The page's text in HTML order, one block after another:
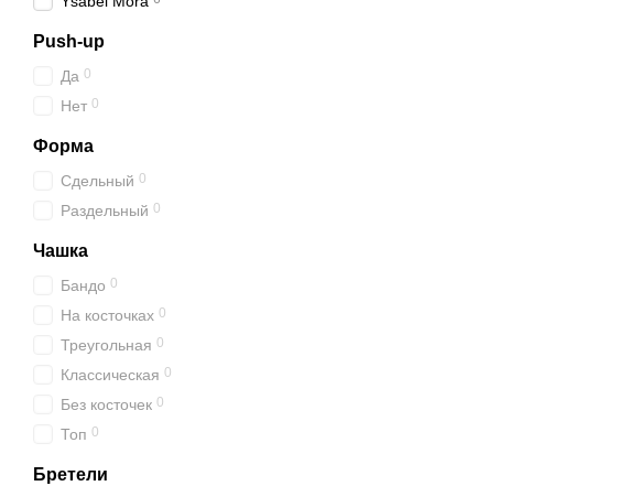
Push-up
Да 0
Нет 0
Форма
Сдельный 0
Раздельный 0
Чашка
Бандо 0
На косточках 0
Треугольная 0
Классическая 0
Без косточек 0
Топ 0
Бретели